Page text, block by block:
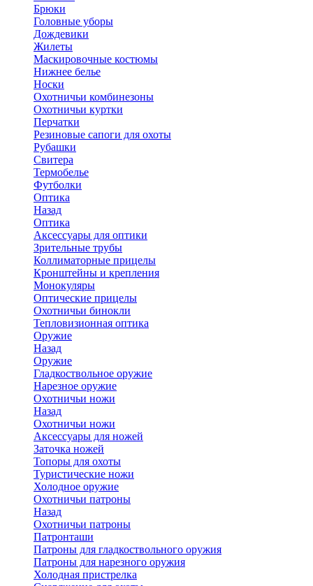
Брюки
Головные уборы
Дождевики
Жилеты
Маскировочные костюмы
Нижнее белье
Носки
Охотничьи комбинезоны
Охотничьи куртки
Перчатки
Резиновые сапоги для охоты
Рубашки
Свитера
Термобелье
Футболки
Оптика
Назад
Оптика
Аксессуары для оптики
Зрительные трубы
Коллиматорные прицелы
Кронштейны и крепления
Монокуляры
Оптические прицелы
Охотничьи бинокли
Тепловизионная оптика
Оружие
Назад
Оружие
Гладкоствольное оружие
Нарезное оружие
Охотничьи ножи
Назад
Охотничьи ножи
Аксессуары для ножей
Заточка ножей
Топоры для охоты
Туристические ножи
Холодное оружие
Охотничьи патроны
Назад
Охотничьи патроны
Патронташи
Патроны для гладкоствольного оружия
Патроны для нарезного оружия
Холодная пристрелка